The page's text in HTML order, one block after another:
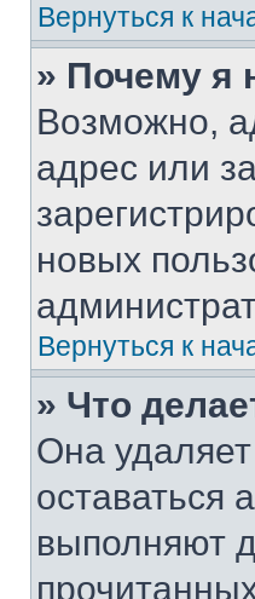
Вернуться к
» Почему я
Возможно,
адрес или
новых
Вернуться к
» Что
Она
оставаться
выполняют